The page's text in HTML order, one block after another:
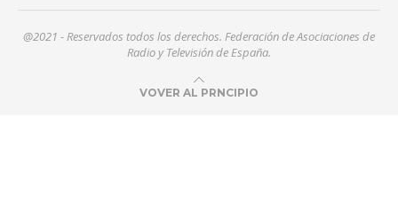
@2021 - Reservados todos los derechos. Federación de Asociaciones de
Radio y Televisión de España.
VOVER AL PRNCIPIO